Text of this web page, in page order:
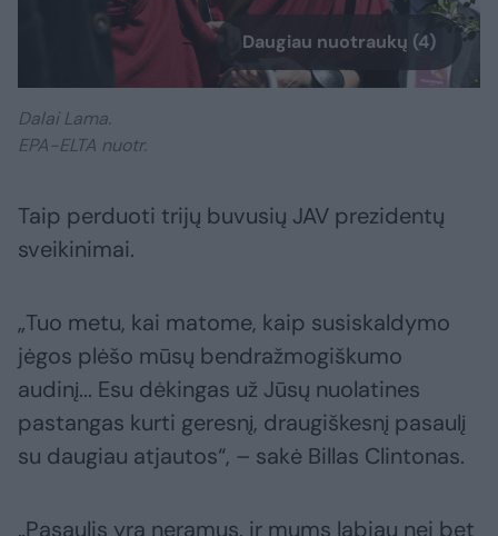
Daugiau nuotraukų (4)
Dalai Lama.
EPA-ELTA nuotr.
Taip perduoti trijų buvusių JAV prezidentų
sveikinimai.
„Tuo metu, kai matome, kaip susiskaldymo
jėgos plėšo mūsų bendražmogiškumo
audinį... Esu dėkingas už Jūsų nuolatines
pastangas kurti geresnį, draugiškesnį pasaulį
su daugiau atjautos“, – sakė Billas Clintonas.
„Pasaulis yra neramus, ir mums labiau nei bet